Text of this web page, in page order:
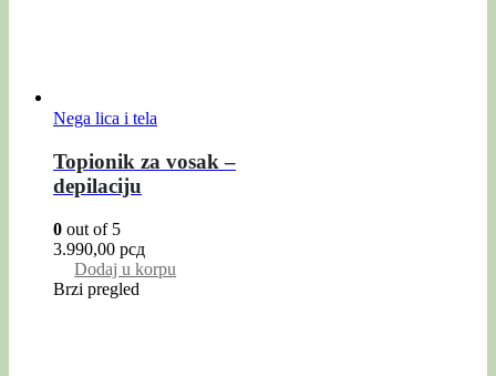
Nega lica i tela
Topionik za vosak –
depilaciju
0 out of 5
3.990,00 рсд
Dodaj u korpu
Brzi pregled